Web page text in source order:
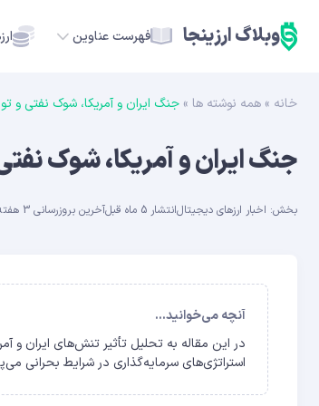
وبلاگ ارزینجا فهرست عناوین
خانه » همه نوشته ها » جنگ ایران و آمریکا، شوک نفتی و
جنگ ایران و آمریکا، شوک
بخش: اخبار ارزهای دیجیتالانتشار 5 ماه قبل آخرین بروزرسانی 3 هفته قبل
آنچه می‌خوانید...
استراتژی‌های سرمایه‌گذاری در شرایط بحرانی